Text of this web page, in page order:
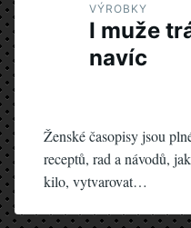
VÝROBKY
I muže
navíc
Ženské časopisy jsou
receptů, rad a návodů,
kilo, vytvarovat…